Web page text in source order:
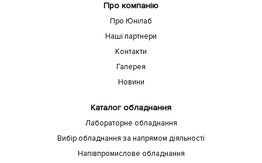
Про компанію
Про Юнілаб
Наші партнери
Контакти
Галерея
Новини
Каталог обладнання
Лабораторне обладнання
Вибір обладнання за напрямом діяльності
Напівпромислове обладнання